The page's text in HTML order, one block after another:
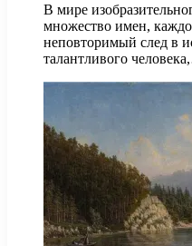
В мире
множество имен,
неповторимый след в
талантливого